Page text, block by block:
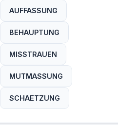
AUFFASSUNG
BEHAUPTUNG
MISSTRAUEN
MUTMASSUNG
SCHAETZUNG